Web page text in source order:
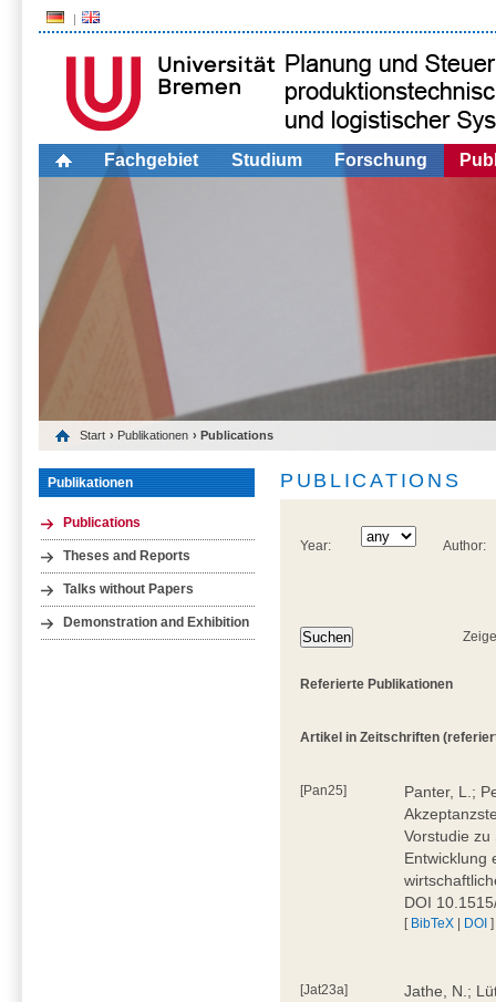
Fachgebiet Studium Forschung
Start › Publikationen › Publications
Publikationen
Publications
Theses and Reports
Talks without Papers
Demonstration and Exhibition
PUBLICATIONS
Year: Author:
Referierte Publikationen
Artikel in Zeitschriften
[Pan25]
Panter, L.;
Vorstudie
Entwicklung
DOI
[ BibTeX | DOI ]
[Jat23a]
Jathe, N.;